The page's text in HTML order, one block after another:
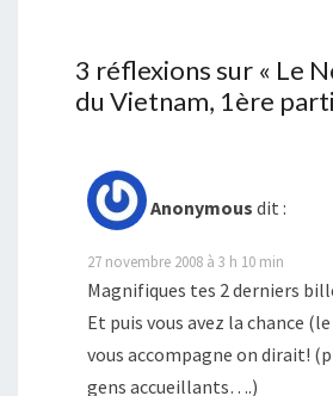
3 réflexions sur « Le
du Vietnam, 1ère
Anonymous dit :
27 novembre 2008 à 3 h 10 min
Magnifiques tes 2 derniers
Et puis vous avez la chance
vous accompagne on dirait!
gens accueillants….)